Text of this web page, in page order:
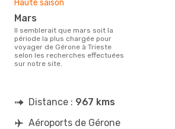
Haute saison
mars
Il semblerait que mars soit la
période la plus chargée pour
voyager de Gérone à Trieste
selon les recherches effectuées
sur notre site.
Distance : 967 kms
Aéroports de Gérone